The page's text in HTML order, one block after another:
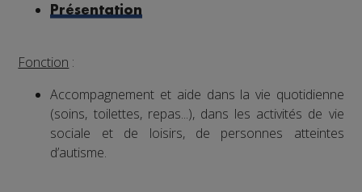
Présentation
Fonction :
Accompagnement et aide dans la vie quotidienne
(soins, toilettes, repas...), dans les activités de vie
sociale et de loisirs, de personnes atteintes
d’autisme.